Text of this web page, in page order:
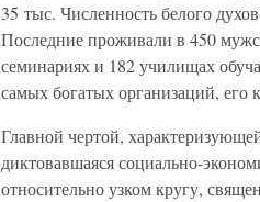
35 тыс. Численность белого
Последние проживали в 450
семинариях и 182 училищах
самых богатых организаций, его
Главной чертой,
диктовавшаяся социально-
относительно узком кругу,